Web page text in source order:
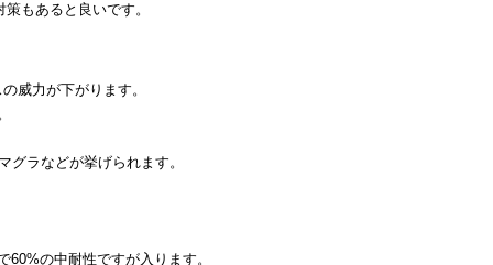
もあると良いです。
威力が下がります。
グラなどが挙げられます。
60%の中耐性ですが入ります。